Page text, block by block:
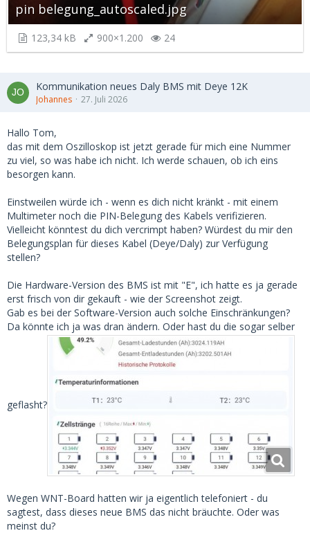
pin belegung_autoscaled.jpg
123,34 kB 900×1.200 24
Kommunikation neues Daly BMS mit Deye 12K
Johannes 27. Juli 2026
Hallo Tom,
das mit dem Oszilloskop ist jetzt gerade für mich eine Nummer
zu viel, so was habe ich nicht. Ich werde schauen, ob ich eins
besorgen kann.
Einstweilen würde ich - wenn es dich nicht kränkt - mit einem
Multimeter noch die PIN-Belegung des Kabels verifizieren.
Vielleicht könntest du dich vercrimpt haben? Würdest du mir den
Belegungsplan für dieses Kabel (Deye/Daly) zur Verfügung
stellen?
Die Hardware-Version des BMS ist mit "E", ich hatte es ja gerade
erst frisch von dir gekauft - wie der Screenshot zeigt.
Gab es bei der Software-Version auch solche Einschränkungen?
Da könnte ich ja was dran ändern. Oder hast du die sogar selber
geflasht?
Wegen WNT-Board hatten wir ja eigentlich telefoniert - du
sagtest, dass dieses neue BMS das nicht bräuchte. Oder was
meinst du?